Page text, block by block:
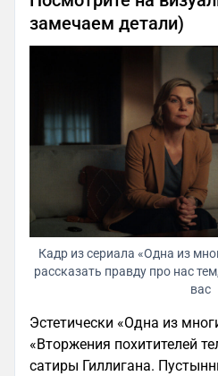
замечаем детали)
Кадр из сериала «Одна из
рассказать правду про нас
вас
Эстетически «Одна из
«Вторжения похитителей
сатиры Гиллигана.